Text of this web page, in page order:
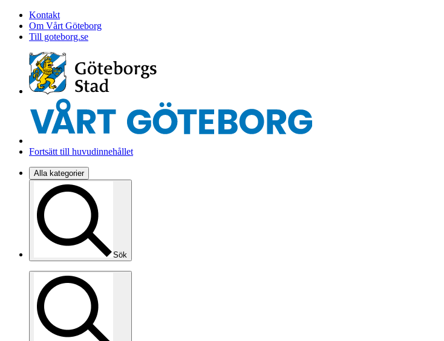
Kontakt
Om Vårt Göteborg
Till goteborg.se
Fortsätt till huvudinnehållet
Alla kategorier
Sök